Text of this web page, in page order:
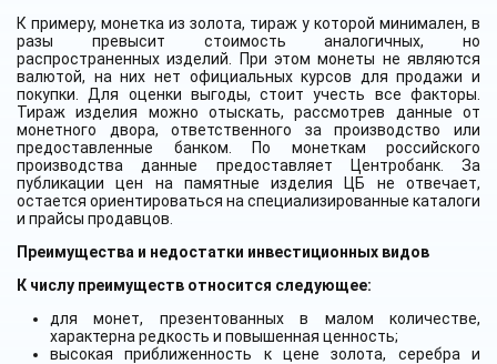
К примеру, монетка из золота, тираж у которой минимален, в
разы превысит стоимость аналогичных, но
распространенных изделий. При этом монеты не являются
валютой, на них нет официальных курсов для продажи и
покупки. Для оценки выгоды, стоит учесть все факторы.
Тираж изделия можно отыскать, рассмотрев данные от
монетного двора, ответственного за производство или
предоставленные банком. По монеткам российского
производства данные предоставляет Центробанк. За
публикации цен на памятные изделия ЦБ не отвечает,
остается ориентироваться на специализированные каталоги
и прайсы продавцов.
Преимущества и недостатки инвестиционных видов
К числу преимуществ относится следующее:
для монет, презентованных в малом количестве,
характерна редкость и повышенная ценность;
высокая приближенность к цене золота, серебра и